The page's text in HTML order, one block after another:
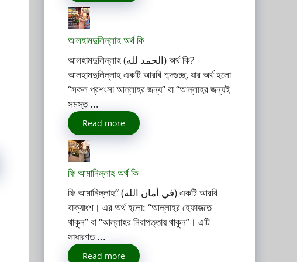
আলহামদুলিল্লাহ অর্থ কি
আলহামদুলিল্লাহ (الحمد لله) অর্থ কি?
আলহামদুলিল্লাহ একটি আরবি শব্দগুচ্ছ, যার অর্থ হলো
“সকল প্রশংসা আল্লাহর জন্য” বা “আল্লাহর জন্যই
সমস্ত ...
Read more
ফি আমানিল্লাহ অর্থ কি
ফি আমানিল্লাহ” (في أمان الله) একটি আরবি
বাক্যাংশ। এর অর্থ হলো: “আল্লাহর হেফাজতে
থাকুন” বা “আল্লাহর নিরাপত্তায় থাকুন”। এটি
সাধারণত ...
Read more